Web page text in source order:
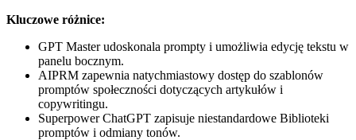
Kluczowe różnice:
GPT Master udoskonala prompty i umożliwia edycję tekstu w
panelu bocznym.
AIPRM zapewnia natychmiastowy dostęp do szablonów
promptów społeczności dotyczących artykułów i
copywritingu.
Superpower ChatGPT zapisuje niestandardowe Biblioteki
promptów i odmiany tonów.